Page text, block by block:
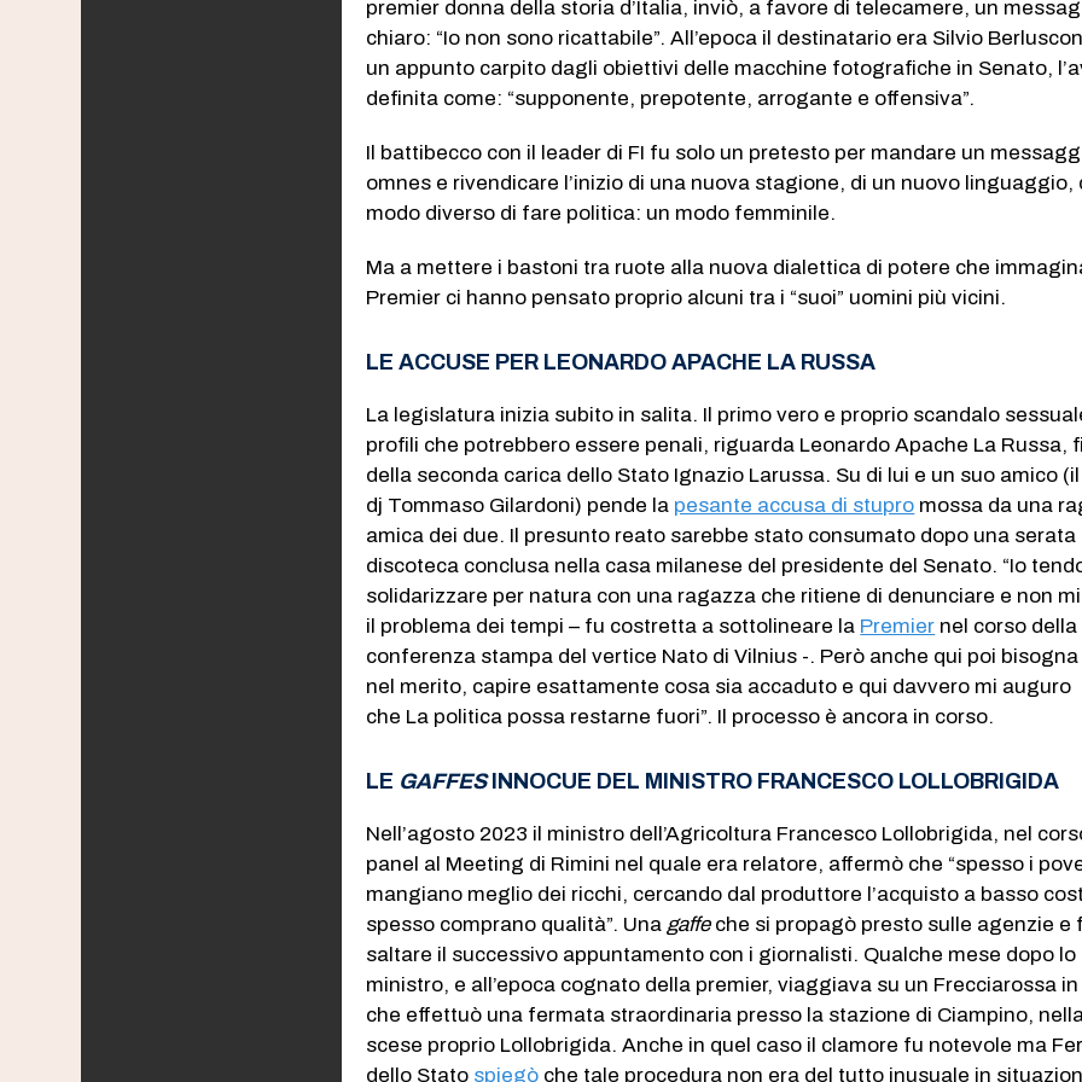
premier donna della storia d’Italia, inviò, a favore di telecamere, un
chiaro: “Io non sono ricattabile”. All’epoca il destinatario era Silvio
un appunto carpito dagli obiettivi delle macchine fotografiche in Senato,
definita come: “supponente, prepotente, arrogante e offensiva”.
Il battibecco con il leader di FI fu solo un pretesto per mandare un
omnes e rivendicare l’inizio di una nuova stagione, di un nuovo linguaggio,
modo diverso di fare politica: un modo femminile.
Ma a mettere i bastoni tra ruote alla nuova dialettica di potere che
Premier ci hanno pensato proprio alcuni tra i “suoi” uomini più vicini.
LE ACCUSE PER LEONARDO APACHE LA RUSSA
La legislatura inizia subito in salita. Il primo vero e proprio scandalo
profili che potrebbero essere penali, riguarda Leonardo Apache La Russa,
della seconda carica dello Stato Ignazio Larussa. Su di lui e un suo amico (il
dj Tommaso Gilardoni) pende la pesante accusa di stupro mossa da una
amica dei due. Il presunto reato sarebbe stato consumato dopo una serata
discoteca conclusa nella casa milanese del presidente del Senato. “Io
solidarizzare per natura con una ragazza che ritiene di denunciare e non
il problema dei tempi – fu costretta a sottolineare la Premier nel corso della
conferenza stampa del vertice Nato di Vilnius -. Però anche qui poi
nel merito, capire esattamente cosa sia accaduto e qui davvero mi auguro
che La politica possa restarne fuori”. Il processo è ancora in corso.
LE GAFFESINNOCUE DEL MINISTRO FRANCESCO LOLLOBRIGIDA
Nell’agosto 2023 il ministro dell’Agricoltura Francesco Lollobrigida, nel
panel al Meeting di Rimini nel quale era relatore, affermò che “spesso i
mangiano meglio dei ricchi, cercando dal produttore l’acquisto a basso
spesso comprano qualità”. Unagaffeche si propagò presto sulle agenzie e
saltare il successivo appuntamento con i giornalisti. Qualche mese dopo
ministro, e all’epoca cognato della premier, viaggiava su un Frecciarossa
che effettuò una fermata straordinaria presso la stazione di Ciampino,
scese proprio Lollobrigida. Anche in quel caso il clamore fu notevole ma
dello Stato spiegò che tale procedura non era del tutto inusuale in